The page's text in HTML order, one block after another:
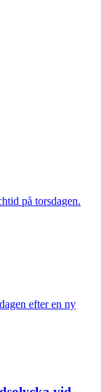
på torsdagen.
efter en ny